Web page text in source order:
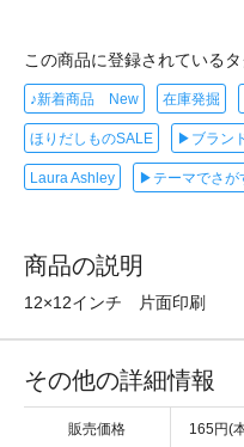
この商品に登録されている
♪新着商品 New 在庫発掘
ほりだしものSALE ▶ブラン
Laura Ashley ▶テーマでさが
商品の説明
12×12インチ 片面印刷
その他の詳細情報
販売価格 165円(